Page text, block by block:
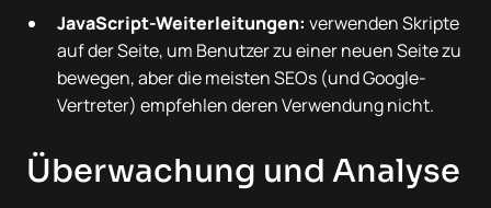
JavaScript-Weiterleitungen: verwenden Skripte
auf der Seite, um Benutzer zu einer neuen Seite zu
bewegen, aber die meisten SEOs (und Google-
Vertreter) empfehlen deren Verwendung nicht.
Überwachung und Analyse